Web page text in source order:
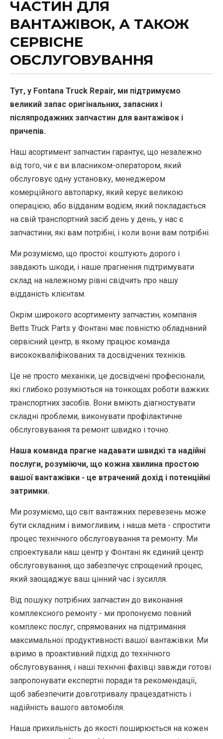
ЧАСТИН ДЛЯ
ВАНТАЖІВОК, А ТАКОЖ
СЕРВІСНЕ
ОБСЛУГОВУВАННЯ
Тут, у Fontana Truck Repair, ми підтримуємо
великий запас оригінальних, запасних і
післяпродажних запчастин для вантажівок і
причепів.
Наш асортимент запчастин гарантує, що незалежно
від того, чи є ви власником-оператором, який
обслуговує одну установку, менеджером
комерційного автопарку, який керує великою
операцією, або відданим водієм, який покладається
на свій транспортний засіб день у день, у нас є
запчастини, які вам потрібні, і коли вони вам потрібні.
Ми розуміємо, що простої коштують дорого і
завдають шкоди, і наше прагнення підтримувати
склад на належному рівні свідчить про нашу
відданість клієнтам.
Окрім широкого асортименту запчастин, компанія
Betts Truck Parts у Фонтані має повністю обладнаний
сервісний центр, в якому працює команда
висококваліфікованих та досвідчених техніків.
Це не просто механіки, це досвідчені професіонали,
які глибоко розуміються на тонкощах роботи важких
транспортних засобів. Вони вміють діагностувати
складні проблеми, виконувати профілактичне
обслуговування та ремонт швидко і точно.
Наша команда прагне надавати швидкі та надійні
послуги, розуміючи, що кожна хвилина простою
вашої вантажівки - це втрачений дохід і потенційні
затримки.
Ми розуміємо, що світ вантажних перевезень може
бути складним і вимогливим, і наша мета - спростити
процес технічного обслуговування та ремонту. Ми
спроектували наш центр у Фонтані як єдиний центр
обслуговування, що забезпечує спрощений процес,
який заощаджує ваш цінний час і зусилля.
Від пошуку потрібних запчастин до виконання
комплексного ремонту - ми пропонуємо повний
комплекс послуг, спрямованих на підтримання
максимальної продуктивності вашої вантажівки. Ми
віримо в проактивний підхід до технічного
обслуговування, і наші технічні фахівці завжди готові
запропонувати експертні поради та рекомендації,
щоб забезпечити довготривалу працездатність і
надійність вашого автомобіля.
Наша прихильність до якості поширюється на кожен